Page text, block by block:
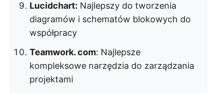
Lucidchart: Najlepszy do tworzenia
diagramów i schematów blokowych do
współpracy
Teamwork. com: Najlepsze
kompleksowe narzędzia do zarządzania
projektami